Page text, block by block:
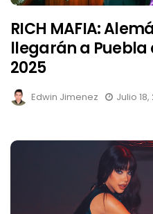
RICH MAFIA:
llegarán a Puebla
2025
Edwin Jimenez Julio